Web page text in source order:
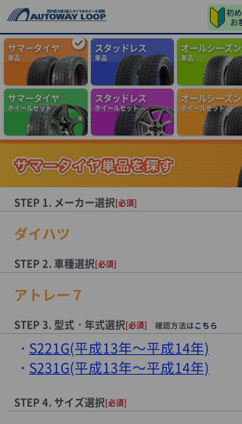
サマータイヤ
単品
スタッドレス
単品
オールシーズン
単品
サマータイヤ
ホイールセット
スタッドレス
ホイールセット
オールシーズン
ホイールセット
STEP 1. メーカー選択[必須]
ダイハツ
STEP 2. 車種選択[必須]
アトレー７
STEP 3. 型式・年式選択[必須] 確認方法はこちら
S221G(平成13年～平成14年)
S231G(平成13年～平成14年)
STEP 4. サイズ選択[必須]